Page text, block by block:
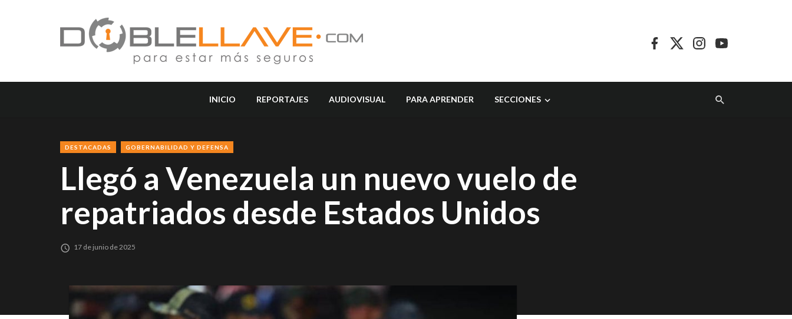
INICIO REPORTAJES AUDIOVISUAL PARA APRENDER SECCIONES
DESTACADAS GOBERNABILIDAD Y DEFENSA
Llegó a Venezuela un nuevo vuelo de
repatriados desde Estados Unidos
17 de junio de 2025